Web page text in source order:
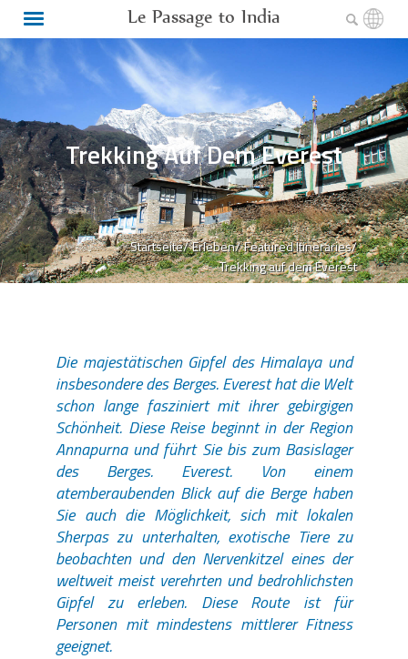
Le Passage to India
Startseite/Erleben/Featured Itineraries/
Trekking auf dem Everest
Trekking Auf Dem Everest
Die majestätischen Gipfel des Himalaya und
insbesondere des Berges. Everest hat die Welt
schon lange fasziniert mit ihrer gebirgigen
Schönheit. Diese Reise beginnt in der Region
Annapurna und führt Sie bis zum Basislager
des Berges. Everest. Von einem
atemberaubenden Blick auf die Berge haben
Sie auch die Möglichkeit, sich mit lokalen
Sherpas zu unterhalten, exotische Tiere zu
beobachten und den Nervenkitzel eines der
weltweit meist verehrten und bedrohlichsten
Gipfel zu erleben. Diese Route ist für
Personen mit mindestens mittlerer Fitness
geeignet.